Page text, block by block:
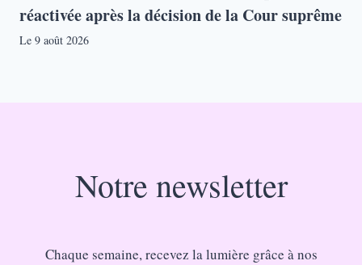
réactivée après la décision de la Cour suprême
Le 9 août 2026
Notre newsletter
Chaque semaine, recevez la lumière grâce à nos